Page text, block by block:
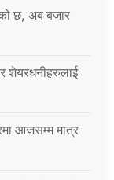
छ, अब बजार
शेयरधनीहरुलाई
आजसम्म मात्र